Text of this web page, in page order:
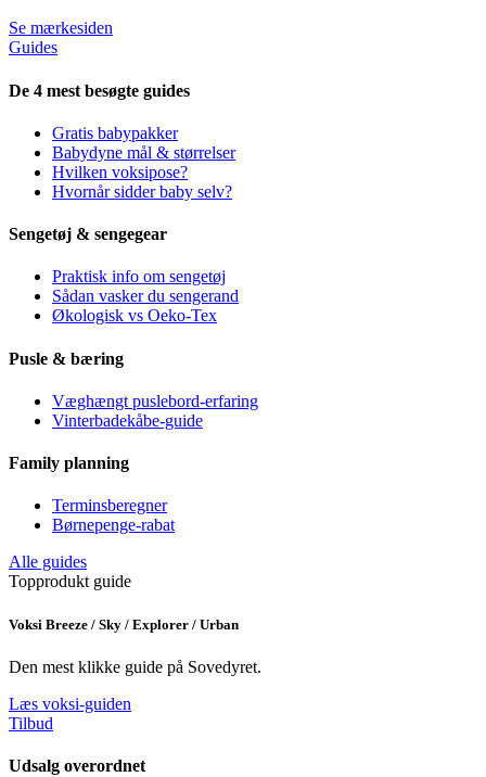
Se mærkesiden
Guides
De 4 mest besøgte guides
Gratis babypakker
Babydyne mål & størrelser
Hvilken voksipose?
Hvornår sidder baby selv?
Sengetøj & sengegear
Praktisk info om sengetøj
Sådan vasker du sengerand
Økologisk vs Oeko-Tex
Pusle & bæring
Væghængt puslebord-erfaring
Vinterbadekåbe-guide
Family planning
Terminsberegner
Børnepenge-rabat
Alle guides
Topprodukt guide
Voksi Breeze / Sky / Explorer / Urban
Den mest klikke guide på Sovedyret.
Læs voksi-guiden
Tilbud
Udsalg overordnet